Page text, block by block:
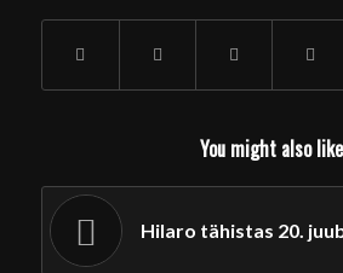
You might also like
Hilaro tähistas 20.